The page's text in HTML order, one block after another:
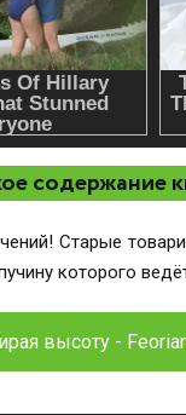
содержание
Старые
которого
высоту -